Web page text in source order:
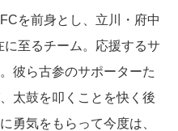
を前身とし、立川・府中
至るチーム。応援するサ
彼ら古参のサポーターた
太鼓を叩くことを快く後
勇気をもらって今度は、